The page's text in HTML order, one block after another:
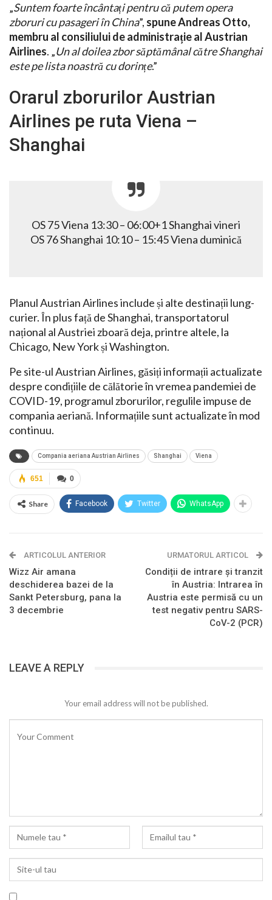
„Suntem foarte încântați pentru că putem opera
zboruri cu pasageri în China”, spune Andreas Otto,
membru al consiliului de administrație al Austrian
Airlines. „Un al doilea zbor săptămânal către Shanghai
este pe lista noastră cu dorințe.”
Orarul zborurilor Austrian
Airlines pe ruta Viena –
Shanghai
OS 75 Viena 13:30 – 06:00+1 Shanghai vineri
OS 76 Shanghai 10:10 – 15:45 Viena duminică
Planul Austrian Airlines include și alte destinații lung-
curier. În plus față de Shanghai, transportatorul
național al Austriei zboară deja, printre altele, la
Chicago, New York și Washington.
Pe site-ul Austrian Airlines, găsiți informații actualizate
despre condițiile de călătorie în vremea pandemiei de
COVID-19, programul zborurilor, regulile impuse de
compania aeriană. Informațiile sunt actualizate în mod
continuu.
Compania aeriana Austrian Airlines Shanghai Viena
0
651
Share Facebook Twitter WhatsApp
ARTICOLUL ANTERIOR
Wizz Air amana
deschiderea bazei de la
Sankt Petersburg, pana la
3 decembrie
URMATORUL ARTICOL
Condiții de intrare și tranzit
în Austria: Intrarea în
Austria este permisă cu un
test negativ pentru SARS-
CoV-2 (PCR)
LEAVE A REPLY
Your email address will not be published.